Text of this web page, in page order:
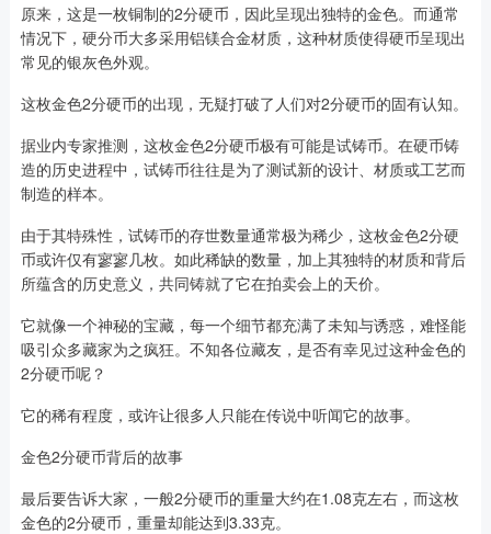
原来，这是一枚铜制的2分硬币，因此呈现出独特的金色。而通常
情况下，硬分币大多采用铝镁合金材质，这种材质使得硬币呈现出
常见的银灰色外观。
这枚金色2分硬币的出现，无疑打破了人们对2分硬币的固有认知。
据业内专家推测，这枚金色2分硬币极有可能是试铸币。在硬币铸
造的历史进程中，试铸币往往是为了测试新的设计、材质或工艺而
制造的样本。
由于其特殊性，试铸币的存世数量通常极为稀少，这枚金色2分硬
币或许仅有寥寥几枚。如此稀缺的数量，加上其独特的材质和背后
所蕴含的历史意义，共同铸就了它在拍卖会上的天价。
它就像一个神秘的宝藏，每一个细节都充满了未知与诱惑，难怪能
吸引众多藏家为之疯狂。不知各位藏友，是否有幸见过这种金色的
2分硬币呢？
它的稀有程度，或许让很多人只能在传说中听闻它的故事。
金色2分硬币背后的故事
最后要告诉大家，一般2分硬币的重量大约在1.08克左右，而这枚
金色的2分硬币，重量却能达到3.33克。